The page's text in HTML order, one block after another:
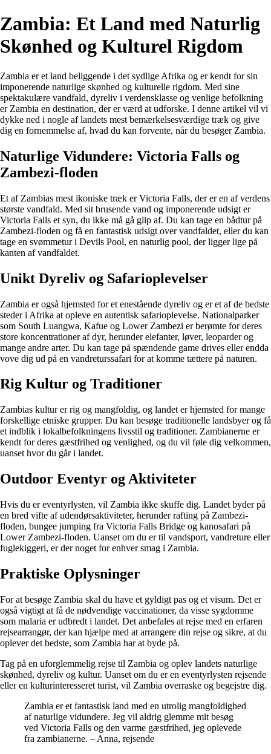
Zambia: Et Land med Naturlig
Skønhed og Kulturel Rigdom
Zambia er et land beliggende i det sydlige Afrika og er kendt for sin
imponerende naturlige skønhed og kulturelle rigdom. Med sine
spektakulære vandfald, dyreliv i verdensklasse og venlige befolkning
er Zambia en destination, der er værd at udforske. I denne artikel vil vi
dykke ned i nogle af landets mest bemærkelsesværdige træk og give
dig en fornemmelse af, hvad du kan forvente, når du besøger Zambia.
Naturlige Vidundere: Victoria Falls og
Zambezi-floden
Et af Zambias mest ikoniske træk er Victoria Falls, der er en af verdens
største vandfald. Med sit brusende vand og imponerende udsigt er
Victoria Falls et syn, du ikke må gå glip af. Du kan tage en bådtur på
Zambezi-floden og få en fantastisk udsigt over vandfaldet, eller du kan
tage en svømmetur i Devils Pool, en naturlig pool, der ligger lige på
kanten af vandfaldet.
Unikt Dyreliv og Safarioplevelser
Zambia er også hjemsted for et enestående dyreliv og er et af de bedste
steder i Afrika at opleve en autentisk safarioplevelse. Nationalparker
som South Luangwa, Kafue og Lower Zambezi er berømte for deres
store koncentrationer af dyr, herunder elefanter, løver, leoparder og
mange andre arter. Du kan tage på spændende game drives eller endda
vove dig ud på en vandreturssafari for at komme tættere på naturen.
Rig Kultur og Traditioner
Zambias kultur er rig og mangfoldig, og landet er hjemsted for mange
forskellige etniske grupper. Du kan besøge traditionelle landsbyer og få
et indblik i lokalbefolkningens livsstil og traditioner. Zambianerne er
kendt for deres gæstfrihed og venlighed, og du vil føle dig velkommen,
uanset hvor du går i landet.
Outdoor Eventyr og Aktiviteter
Hvis du er eventyrlysten, vil Zambia ikke skuffe dig. Landet byder på
en bred vifte af udendørsaktiviteter, herunder rafting på Zambezi-
floden, bungee jumping fra Victoria Falls Bridge og kanosafari på
Lower Zambezi-floden. Uanset om du er til vandsport, vandreture eller
fuglekiggeri, er der noget for enhver smag i Zambia.
Praktiske Oplysninger
For at besøge Zambia skal du have et gyldigt pas og et visum. Det er
også vigtigt at få de nødvendige vaccinationer, da visse sygdomme
som malaria er udbredt i landet. Det anbefales at rejse med en erfaren
rejsearrangør, der kan hjælpe med at arrangere din rejse og sikre, at du
oplever det bedste, som Zambia har at byde på.
Tag på en uforglemmelig rejse til Zambia og oplev landets naturlige
skønhed, dyreliv og kultur. Uanset om du er en eventyrlysten rejsende
eller en kulturinteresseret turist, vil Zambia overraske og begejstre dig.
Zambia er et fantastisk land med en utrolig mangfoldighed
af naturlige vidundere. Jeg vil aldrig glemme mit besøg
ved Victoria Falls og den varme gæstfrihed, jeg oplevede
fra zambianerne. – Anna, rejsende